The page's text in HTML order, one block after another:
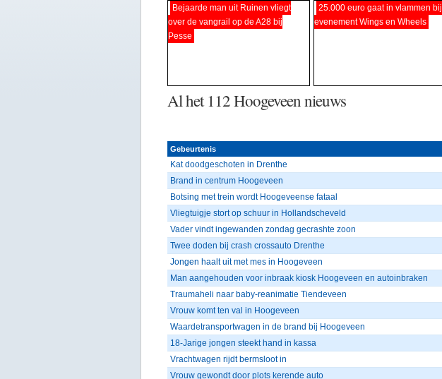
Bejaarde man uit Ruinen vliegt
over de vangrail op de A28 bij
Pesse
25.000 euro gaat in vlammen bij
evenement Wings en Wheels
Al het 112 Hoogeveen nieuws
Gebeurtenis
Kat doodgeschoten in Drenthe
Brand in centrum Hoogeveen
Botsing met trein wordt Hoogeveense fataal
Vliegtuigje stort op schuur in Hollandscheveld
Vader vindt ingewanden zondag gecrashte zoon
Twee doden bij crash crossauto Drenthe
Jongen haalt uit met mes in Hoogeveen
Man aangehouden voor inbraak kiosk Hoogeveen en autoinbraken
Traumaheli naar baby-reanimatie Tiendeveen
Vrouw komt ten val in Hoogeveen
Waardetransportwagen in de brand bij Hoogeveen
18-Jarige jongen steekt hand in kassa
Vrachtwagen rijdt bermsloot in
Vrouw gewondt door plots kerende auto